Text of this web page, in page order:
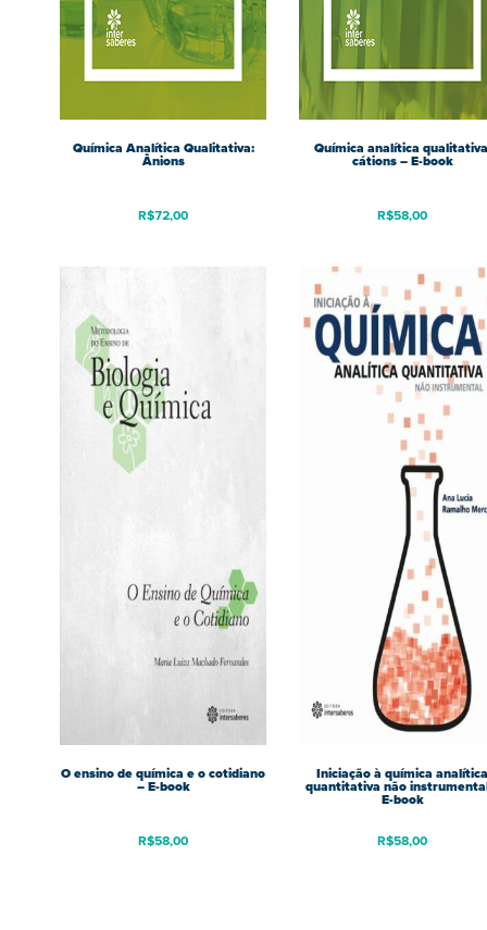
Química Analítica Qualitativa:
Ânions
R$72,00
Química analítica
cátions – E-book
R$58,00
O ensino de química e o cotidiano
– E-book
R$58,00
Iniciação à química analítica
quantitativa não
E-book
R$58,00